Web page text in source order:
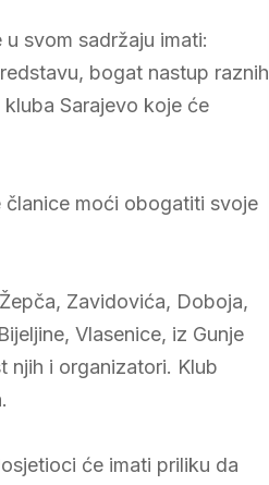
svom sadržaju imati:
bogat nastup raznih
Sarajevo koje će
članice moći obogatiti svoje
Zavidovića, Doboja,
Vlasenice, iz Gunje
njih i organizatori. Klub
će imati priliku da